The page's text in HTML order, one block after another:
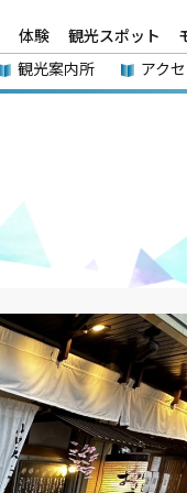
体験 観光スポット
観光案内所 アク